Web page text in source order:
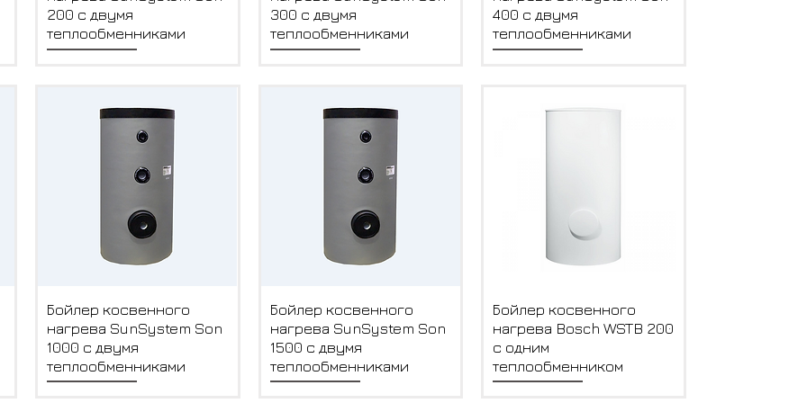
200 с двумя
теплообменниками
300 с двумя
теплообменниками
400 с двумя
теплообменниками
Быстрый просмотр
Бойлер косвенного
нагрева SunSystem Son
1000 с двумя
теплообменниками
Быстрый просмотр
Бойлер косвенного
нагрева SunSystem Son
1500 с двумя
теплообменниками
Быстрый просмотр
Бойлер косвенного
нагрева Bosch WSTB 200
с одним
теплообменником